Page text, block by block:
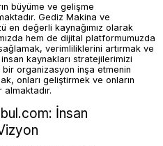
büyüme ve gelişme
Gediz Makina ve
en değerli kaynağımız olarak
hem de dijital platformumuzda
verimliliklerini artırmak ve
kaynakları stratejilerimizi
bir organizasyon inşa etmenin
onları geliştirmek ve onların
İnsan